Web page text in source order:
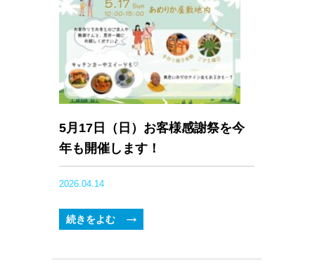
5月17日（日）お客様感謝祭を今
年も開催します！
2026.04.14
続きをよむ